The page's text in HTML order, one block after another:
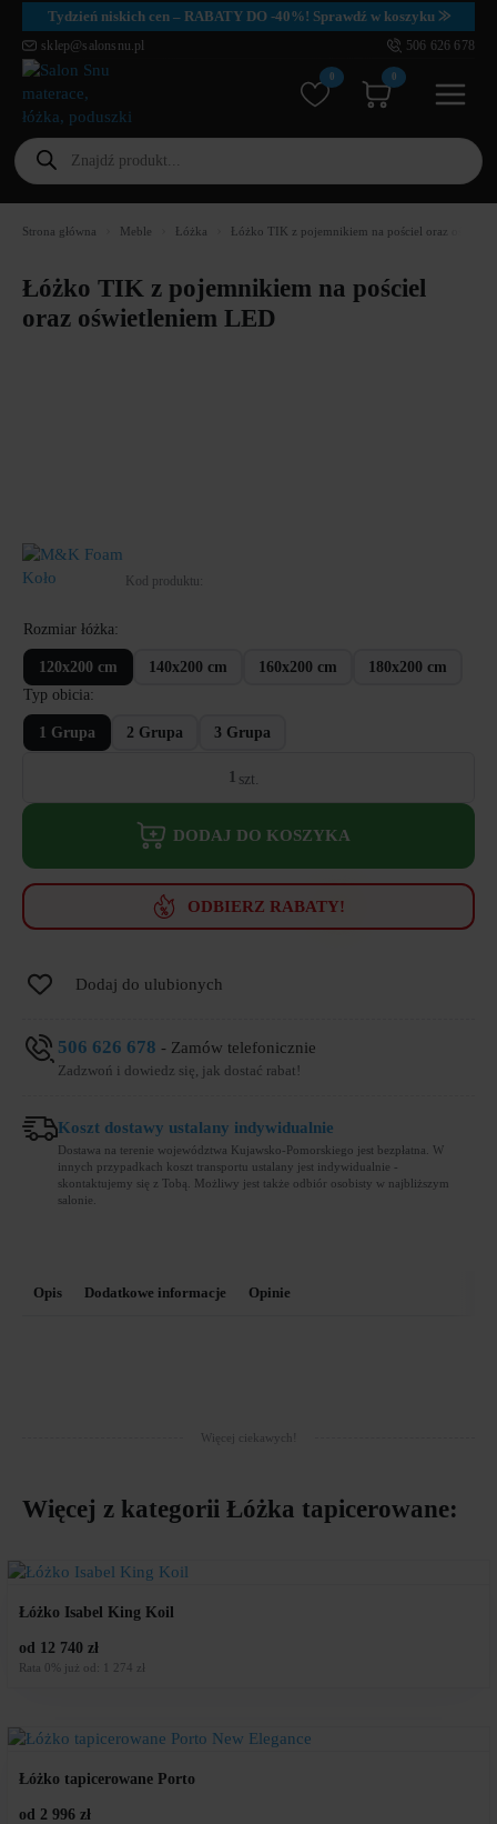
Tydzień niskich cen – RABATY DO -40%! Sprawdź w koszyku ⨠
sklep@salonsnu.pl 506 626 678
Wyszukiwarka
produktów
0 0
Strona główna Meble Łóżka Łóżko TIK z pojemnikiem na pościel oraz
Łóżko TIK z pojemnikiem na pościel
oraz oświetleniem LED
Kod produktu:
Rozmiar łóżka
120x200 cm 140x200 cm 160x200 cm
180x200 cm
Typ obicia
1 Grupa 2 Grupa 3 Grupa
ilość
Łóżko
z
na
pościel
oraz
oświetleniem
LED
DODAJ DO KOSZYKA
ODBIERZ RABATY!
Dodaj do ulubionych
506 626 678 - Zamów telefonicznie
Zadzwoń i dowiedz się, jak dostać rabat!
Koszt dostawy ustalany indywidualnie
Dostawa na terenie województwa Kujawsko-Pomorskiego jest bezpłatna. W
innych przypadkach koszt transportu ustalany jest indywidualnie -
skontaktujemy się z Tobą. Możliwy jest także odbiór osobisty w najbliższym
salonie.
Opis Dodatkowe informacje Opinie
Więcej ciekawych!
Więcej z kategorii Łóżka tapicerowane:
Łóżko Isabel King Koil
od 12 740 zł
Rata 0% już od: 1 274 zł
Łóżko tapicerowane Porto
od 2 996 zł